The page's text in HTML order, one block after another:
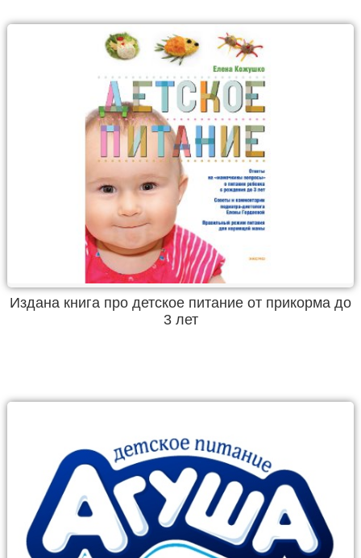
Издана книга про детское питание от прикорма до
3 лет